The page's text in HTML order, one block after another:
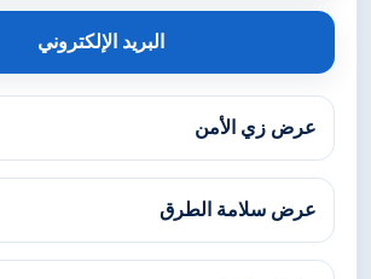
البريد الإلكتروني
عرض زي الأمن
عرض سلامة الطرق